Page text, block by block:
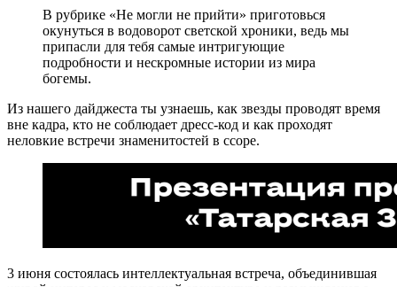
В рубрике «Не могли не прийти» приготовься
окунуться в водоворот светской хроники, ведь мы
припасли для тебя самые интригующие
подробности и нескромные истории из мира
богемы.
Из нашего дайджеста ты узнаешь, как звезды проводят время
вне кадра, кто не соблюдает дресс-код и как проходят
неловкие встречи знаменитостей в ссоре.
3 июня состоялась интеллектуальная встреча, объединившая